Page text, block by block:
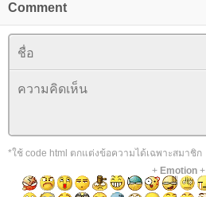
Comment
*ใช้ code html ตกแต่งข้อความได้เฉพาะสมาชิก
+ Emotion+